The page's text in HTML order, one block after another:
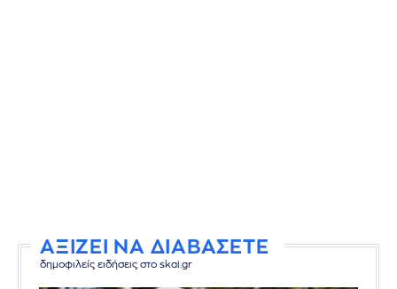
ΑΞΙΖΕΙ ΝΑ ΔΙΑΒΑΣΕΤΕ
δημοφιλείς ειδήσεις στο skai.gr